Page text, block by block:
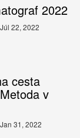
2022
22, 2022
cesta
v
31, 2022